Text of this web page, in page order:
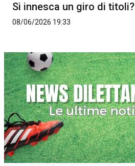
Si innesca un giro di titoli?
08/06/2026 19:33